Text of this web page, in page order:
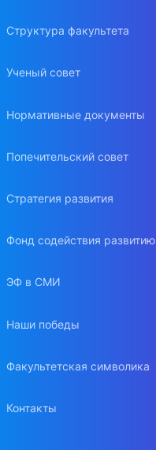
Структура факультета
Ученый совет
Нормативные документы
Попечительский совет
Стратегия развития
Фонд содействия развитию
ЭФ в СМИ
Наши победы
Факультетская символика
Контакты